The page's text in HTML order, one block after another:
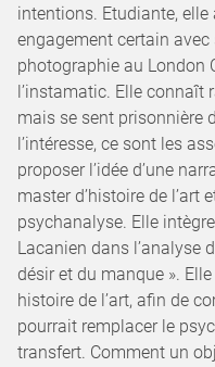
intentions. Etudiante, elle
engagement certain
photographie au London
l’instamatic. Elle connaît
mais se sent prisonnière
l’intéresse, ce sont les
proposer l’idée d’une
master d’histoire de l’art
psychanalyse. Elle
Lacanien dans l’analyse
désir et du manque ».
histoire de l’art, afin de
pourrait remplacer le
transfert. Comment un